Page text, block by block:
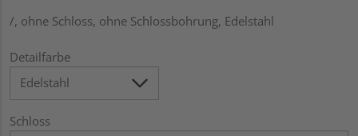
/, ohne Schloss, ohne Schlossbohrung, Edelstahl
Detailfarbe
Schloss